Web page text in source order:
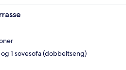
En tagterrasse med
1 sovesofa (dobbeltseng)